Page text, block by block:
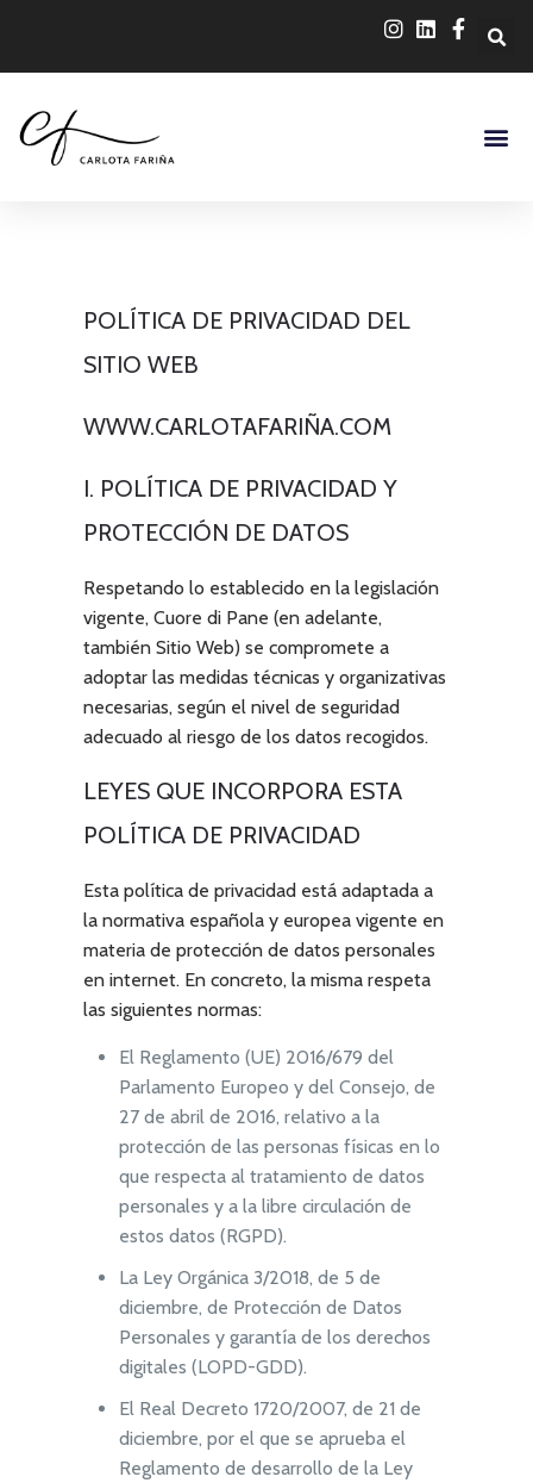
POLÍTICA DE PRIVACIDAD DEL
SITIO WEB
WWW.CARLOTAFARIÑA.COM
I. POLÍTICA DE PRIVACIDAD Y
PROTECCIÓN DE DATOS
Respetando lo establecido en la legislación
vigente, Cuore di Pane (en adelante,
también Sitio Web) se compromete a
adoptar las medidas técnicas y organizativas
necesarias, según el nivel de seguridad
adecuado al riesgo de los datos recogidos.
LEYES QUE INCORPORA ESTA
POLÍTICA DE PRIVACIDAD
Esta política de privacidad está adaptada a
la normativa española y europea vigente en
materia de protección de datos personales
en internet. En concreto, la misma respeta
las siguientes normas:
El Reglamento (UE) 2016/679 del
Parlamento Europeo y del Consejo, de
27 de abril de 2016, relativo a la
protección de las personas físicas en lo
que respecta al tratamiento de datos
personales y a la libre circulación de
estos datos (RGPD).
La Ley Orgánica 3/2018, de 5 de
diciembre, de Protección de Datos
Personales y garantía de los derechos
digitales (LOPD-GDD).
El Real Decreto 1720/2007, de 21 de
diciembre, por el que se aprueba el
Reglamento de desarrollo de la Ley